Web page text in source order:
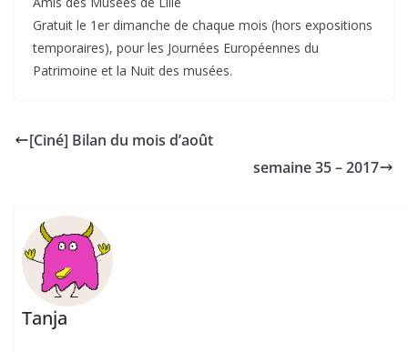
Gratuit le 1er dimanche de chaque mois (hors expositions
temporaires), pour les Journées Européennes du
Patrimoine et la Nuit des musées.
[Ciné] Bilan du mois d’août
semaine 35 – 2017
Tanja